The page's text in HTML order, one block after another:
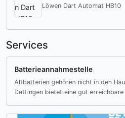
Löwen Dart Automat HB10
Services
Batterieannahmestelle
Altbatterien gehören nicht in den
Dettingen bietet eine gut erreichbare